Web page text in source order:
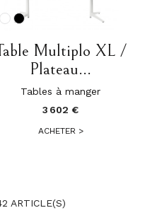
Multiplo XL /
Plateau...
Tables à manger
3 602 €
ACHETER >
ARTICLE(S)